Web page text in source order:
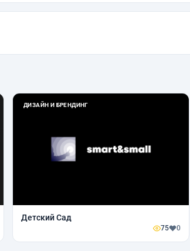
ДИЗАЙН И БРЕНДИНГ
Детский Сад
75 0